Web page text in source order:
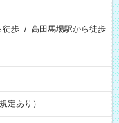
徒歩 / 高田馬場駅から徒歩
定あり）